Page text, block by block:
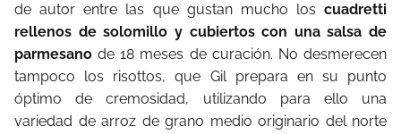
de autor entre las que gustan mucho los cuadretti
rellenos de solomillo y cubiertos con una salsa de
parmesano de 18 meses de curación. No desmerecen
tampoco los risottos, que Gil prepara en su punto
óptimo de cremosidad, utilizando para ello una
variedad de arroz de grano medio originario del norte